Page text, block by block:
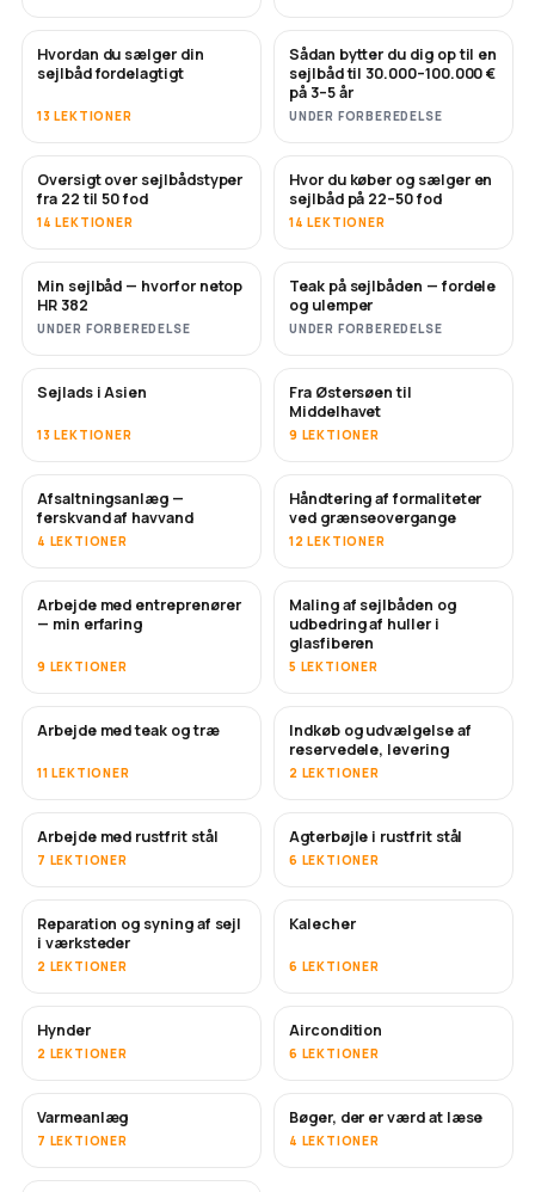
NYT
Hvordan du sælger din
sejlbåd fordelagtigt
13 LEKTIONER
NYT
Sådan bytter du dig op til en
sejlbåd til 30.000–100.000 €
på 3–5 år
UNDER FORBEREDELSE
SNART
Oversigt over sejlbådstyper
fra 22 til 50 fod
14 LEKTIONER
SNART
Hvor du køber og sælger en
sejlbåd på 22–50 fod
14 LEKTIONER
SNART
Min sejlbåd — hvorfor netop
HR 382
UNDER FORBEREDELSE
SNART
Teak på sejlbåden — fordele
og ulemper
UNDER FORBEREDELSE
SNART
Sejlads i Asien
13 LEKTIONER
SNART
Fra Østersøen til
Middelhavet
9 LEKTIONER
SNART
Afsaltningsanlæg —
ferskvand af havvand
4 LEKTIONER
Håndtering af formaliteter
ved grænseovergange
12 LEKTIONER
SNART
Arbejde med entreprenører
— min erfaring
9 LEKTIONER
SNART
Maling af sejlbåden og
udbedring af huller i
glasfiberen
5 LEKTIONER
Arbejde med teak og træ
11 LEKTIONER
SNART
Indkøb og udvælgelse af
reservedele, levering
2 LEKTIONER
SNART
Arbejde med rustfrit stål
7 LEKTIONER
Agterbøjle i rustfrit stål
6 LEKTIONER
SNART
Reparation og syning af sejl
i værksteder
2 LEKTIONER
Kalecher
6 LEKTIONER
Hynder
2 LEKTIONER
SNART
Aircondition
6 LEKTIONER
SNART
Varmeanlæg
7 LEKTIONER
SNART
Bøger, der er værd at læse
4 LEKTIONER